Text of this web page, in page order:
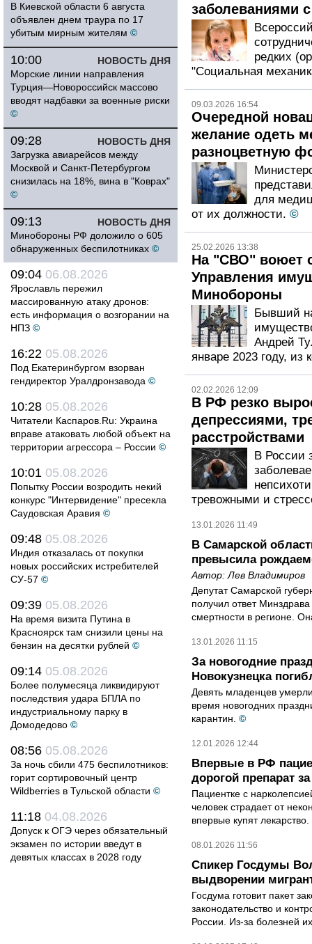
В Киевской области 6 августа
объявлен днем траура по 17
убитым мирным жителям ©
НОВОСТЬ ДНЯ
10:00
Морские линии направления
Турция—Новороссийск массово
вводят надбавки за военные риски
©
НОВОСТЬ ДНЯ
09:28
Загрузка авиарейсов между
Москвой и Санкт-Петербургом
снизилась на 18%, вина в "Коврах"
©
НОВОСТЬ ДНЯ
09:13
Минобороны РФ доложило о 605
обнаруженных беспилотниках ©
09:04 06.08.2026
Ярославль пережил
массированную атаку дронов:
есть информация о возгорании на
НПЗ ©
16:22 05.08.2026
Под Екатеринбургом взорван
гендиректор Уралдронзавода ©
10:28 05.08.2026
Читатели Каспаров.Ru: Украина
вправе атаковать любой объект на
территории агрессора – России ©
10:01 05.08.2026
Попытку России возродить некий
конкурс "Интервидение" пресекла
Саудовская Аравия ©
09:48 05.08.2026
Индия отказалась от покупки
новых российских истребителей
СУ-57 ©
09:39 05.08.2026
На время визита Путина в
Красноярск там снизили цены на
бензин на десятки рублей ©
09:14 05.08.2026
Более полумесяца ликвидируют
последствия удара БПЛА по
индустриальному парку в
Домодедово ©
08:56 05.08.2026
За ночь сбили 475 беспилотников:
горит сортировочный центр
Wildberries в Тульской области ©
11:18 04.08.2026
Допуск к ОГЭ через обязательный
экзамен по истории введут в
девятых классах в 2028 году
заболеваниями
редких
"Социальная
09.03.2026 16:54
Очередной
желание одеть
разноцветную
для
от их должности. ©
25.02.2026 13:38
На "СВО" воюет
Управления
Минобороны
Бывший
Андрей
январе 2023 году, из
02.02.2026 12:09
В РФ резко
депрессиями,
расстройствами
В России
тревожными и
13.01.2026 11:49
В Самарской
превысила
Автор: Лев Владимиров
Депутат Самарской
получил ответ
смертности в регионе.
13.01.2026 11:15
За новогодние
Новокузнецка
Девять младенцев
время новогодних
карантин. ©
12.01.2026 12:44
Впервые в РФ
дорогой препарат
Пациентке с
человек страдает от
впервые купят
08.01.2026 11:56
Спикер Госдумы
выдворении
Госдума готовит пакет
законодательство и
России. Из-за болезней